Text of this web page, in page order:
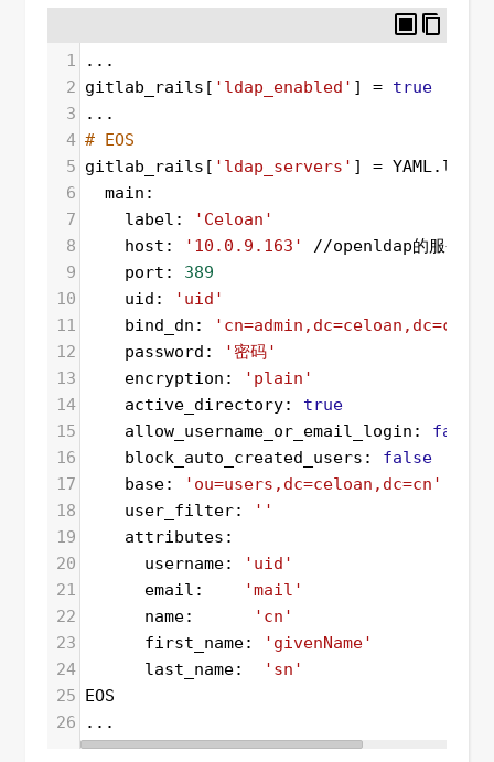
1
...
2 gitlab_rails[ 'ldap_enabled' ] = true
3
...
4 # EOS
5 gitlab_rails[ 'ldap_servers' ] = YAML.load
6
  main:
7
    label:
'Celoan'
8
    host:
'10.0.9.163'
//openldap的服务器
9
    port:
389
10
    uid:
'uid'
11
    bind_dn:
'cn=admin,dc=celoan,dc=cn'
12
    password:
'密码'
13
    encryption:
'plain'
14
    active_directory:
true
15
    allow_username_or_email_login:
false
16
    block_auto_created_users:
false
17
    base:
'ou=users,dc=celoan,dc=cn'
18
    user_filter:
''
19
    attributes:
20
      username:
'uid'
21
      email:
'mail'
22
      name:
'cn'
23
      first_name:
'givenName'
24
      last_name:
'sn'
25
EOS
26
...